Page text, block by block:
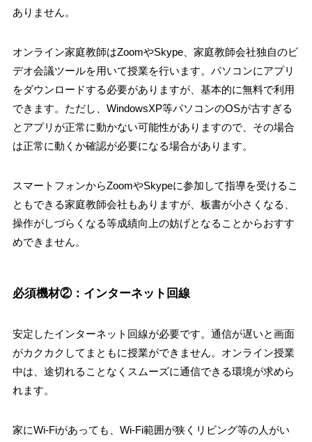
ありません。
オンライン家庭教師はZoomやSkype、家庭教師会社独自のビ
デオ会議ツールを用いて授業を行います。パソコンにアプリ
をダウンロードする必要がありますが、基本的に無料で利用
できます。ただし、WindowsXP等パソコンのOSが古すぎる
とアプリが正常に動かない可能性がありますので、その場合
は正常に動くか確認が必要になる場合があります。
スマートフォンからZoomやSkypeに参加して指導を受けるこ
ともできる家庭教師会社もありますが、板書が小さくなる、
操作がしづらくなる等成績向上の妨げとなることからおすす
めできません。
必須機材②：インターネット回線
安定したインターネット回線が必要です。通信が遅いと画面
がカクカクしてまともに授業ができません。オンライン授業
中は、途切れることなくスムーズに通信できる環境が求めら
れます。
家にWi-Fiがあっても、Wi-Fi範囲が狭くリビング等の人がい